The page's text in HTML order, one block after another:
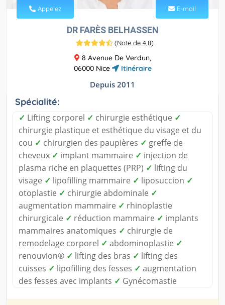
Appelez E-mail
DR FARÈS BELHASSEN
(Note de 4,8)
8 Avenue De Verdun,
06000 Nice
Itinéraire
Depuis 2011
Spécialité:
✓ Lifting corporel ✓ chirurgie esthétique ✓
chirurgie plastique et esthétique du visage et du
cou ✓ chirurgien des paupières ✓ greffe de
cheveux ✓ implant mammaire ✓ injection de
plasma riche en plaquettes (PRP) ✓ lifting du
visage ✓ lipofilling mammaire ✓ liposuccion ✓
otoplastie ✓ chirurgie abdominale ✓
augmentation mammaire ✓ rhinoplastie
chirurgicale ✓ réduction mammaire ✓ implants
mammaires anatomiques ✓ chirurgie de
remodelage corporel ✓ abdominoplastie ✓
renouvion® ✓ lifting des bras ✓ lifting des
cuisses ✓ lipofilling des fesses ✓ augmentation
des fesses avec implants ✓ Gynécomastie